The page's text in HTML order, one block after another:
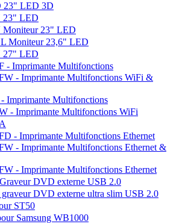
23" LED 3D
23" LED
Moniteur 23" LED
Moniteur 23,6" LED
27" LED
- Imprimante Multifonctions
- Imprimante Multifonctions WiFi &
Imprimante Multifonctions
- Imprimante Multifonctions WiFi
- Imprimante Multifonctions Ethernet
- Imprimante Multifonctions Ethernet &
- Imprimante Multifonctions Ethernet
DVD externe USB 2.0
DVD externe ultra slim USB 2.0
ST50
Samsung WB1000